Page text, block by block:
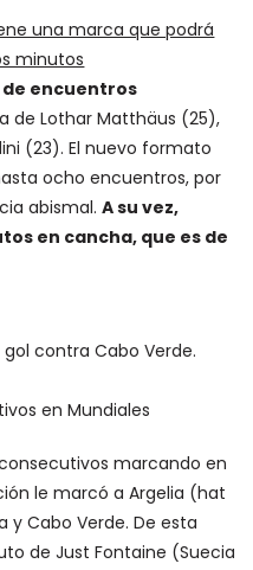
una marca que podrá
minutos
encuentros
de Lothar Matthäus (25),
(23). El nuevo formato
ocho encuentros, por
abismal.A su vez,
en cancha, que es de
gol contra Cabo Verde.
en Mundiales
marcando en
le marcó a Argelia (hat
y Cabo Verde. De esta
de Just Fontaine (Suecia